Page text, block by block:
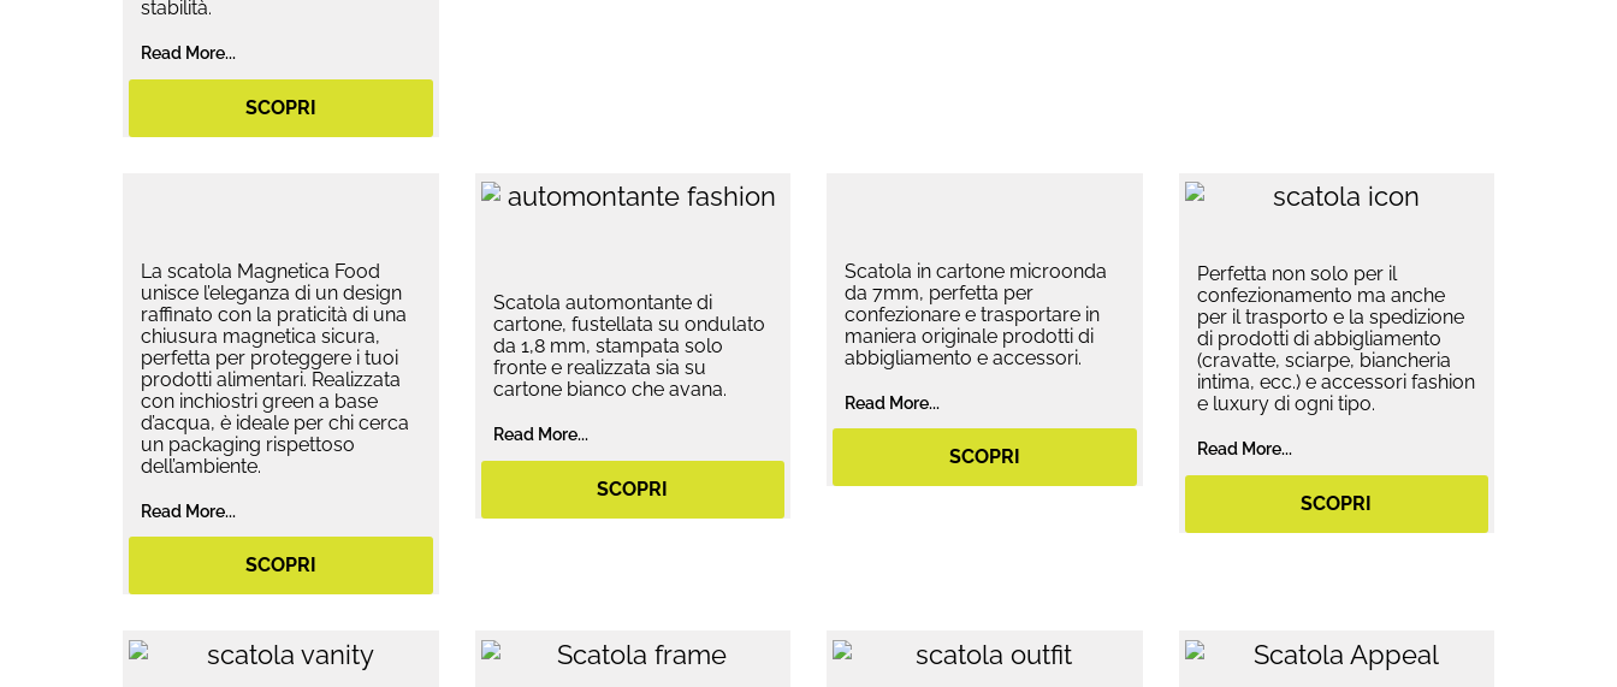
stabilità.
Read More...
SCOPRI
La scatola Magnetica Food
unisce l’eleganza di un design
raffinato con la praticità di una
chiusura magnetica sicura,
perfetta per proteggere i tuoi
prodotti alimentari. Realizzata
con inchiostri green a base
d’acqua, è ideale per chi cerca
un packaging rispettoso
dell’ambiente.
Read More...
SCOPRI
Scatola automontante di
cartone, fustellata su ondulato
da 1,8 mm, stampata solo
fronte e realizzata sia su
cartone bianco che avana.
Read More...
SCOPRI
Scatola in cartone microonda
da 7mm, perfetta per
confezionare e trasportare in
maniera originale prodotti di
abbigliamento e accessori.
Read More...
SCOPRI
Perfetta non solo per il
confezionamento ma anche
per il trasporto e la spedizione
di prodotti di abbigliamento
(cravatte, sciarpe, biancheria
intima, ecc.) e accessori fashion
e luxury di ogni tipo.
Read More...
SCOPRI